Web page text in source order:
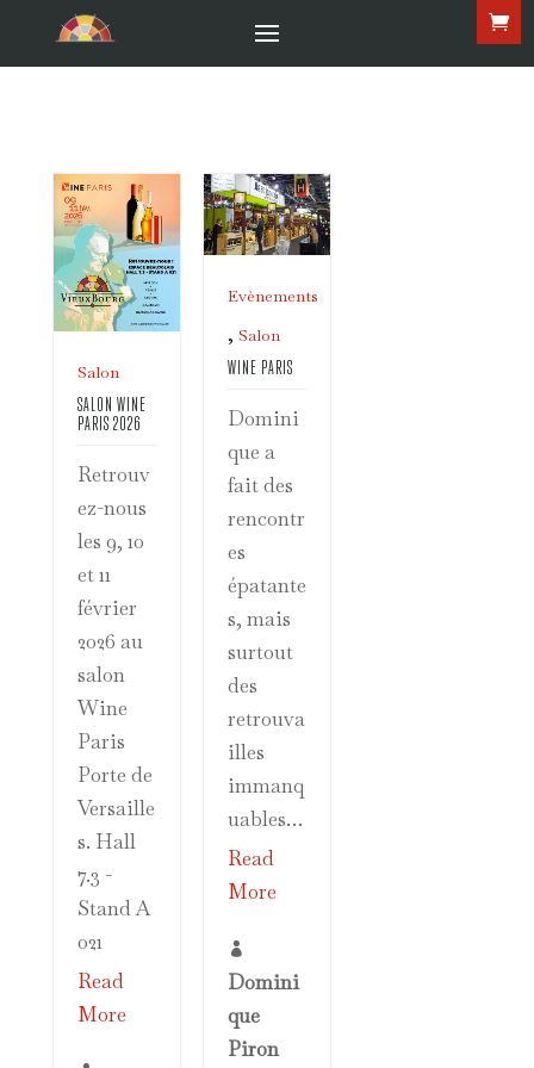
Salon
SALON WINE
PARIS 2026
Retrouv
ez-nous
les 9, 10
et 11
février
2026 au
salon
Wine
Paris
Porte de
Versaille
s. Hall
7.3 -
Stand A
021
Read
More
Evènements
, Salon
WINE PARIS
Domini
que a
fait des
rencontr
es
épatante
s, mais
surtout
des
retrouva
illes
immanq
uables…
Read
More

Domini
que
Piron